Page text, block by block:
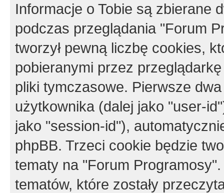
Informacje o Tobie są zbierane
podczas przeglądania "Forum
tworzył pewną liczbę cookies,
pobieranymi przez
pliki tymczasowe. Pierwsze
użytkownika (dalej jako "user-
jako "session-id"),
phpBB. Trzeci cookie będzie
tematy na "Forum
tematów, które zostały